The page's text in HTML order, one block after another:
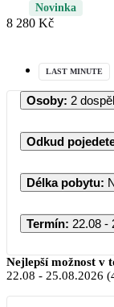
Novinka
8 280 Kč
LAST MINUTE
Osoby: 2
Odkud
Délka pobytu:
Termín: 22.08 -
PO
Nejlepší možnost v
22.08 - 25.08.2026